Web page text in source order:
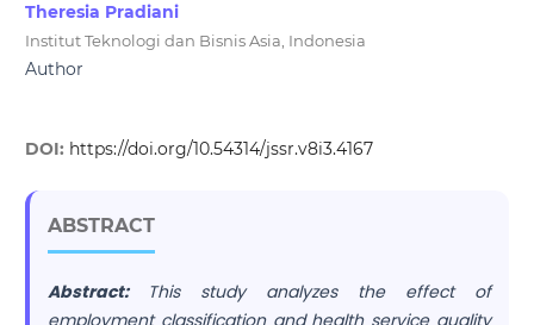
Theresia Pradiani
Institut Teknologi dan Bisnis Asia, Indonesia
Author
DOI: https://doi.org/10.54314/jssr.v8i3.4167
ABSTRACT
Abstract:
This study analyzes the effect of